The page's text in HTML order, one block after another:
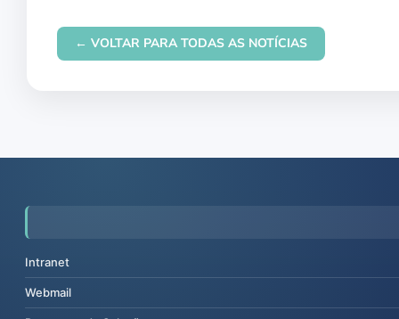
← VOLTAR PARA TODAS AS NOTÍCIAS
Intranet
Webmail